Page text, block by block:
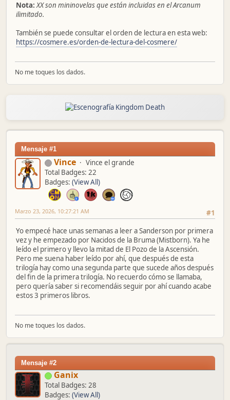
Nota: XX son mininovelas que están incluidas en el Arcanum
ilimitado.
También se puede consultar el orden de lectura en esta web:
https://cosmere.es/orden-de-lectura-del-cosmere/
No me toques los dados.
Mensaje #1
Vince
Vince el grande
Total Badges: 22
Badges: (View All)
#1
Marzo 23, 2026, 10:27:21 AM
Yo empecé hace unas semanas a leer a Sanderson por primera
vez y he empezado por Nacidos de la Bruma (Mistborn). Ya he
leído el primero y llevo la mitad de El Pozo de la Ascensión.
Pero me suena haber leído por ahí, que después de esta
trilogía hay como una segunda parte que sucede años después
del fin de la primera trilogía. No recuerdo cómo se llamaba,
pero quería saber si recomendáis seguir por ahí cuando acabe
estos 3 primeros libros.
No me toques los dados.
Mensaje #2
Ganix
Total Badges: 28
Badges: (View All)